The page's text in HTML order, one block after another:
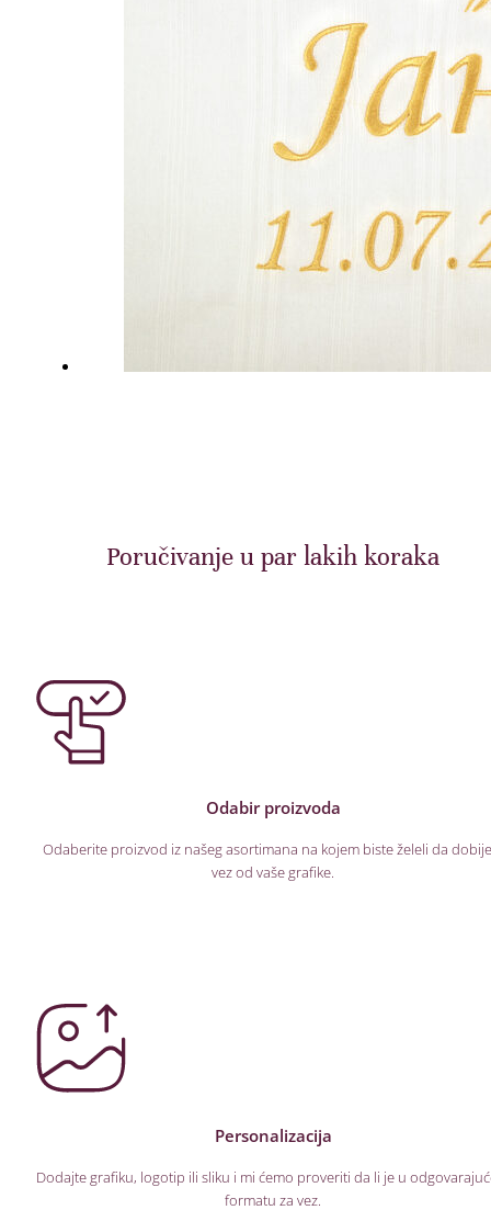
Poručivanje u par lakih koraka
Odabir proizvoda
Odaberite proizvod iz našeg asortimana na kojem biste želeli da
vez od vaše grafike.
Personalizacija
Dodajte grafiku, logotip ili sliku i mi ćemo proveriti da li je u
formatu za vez.